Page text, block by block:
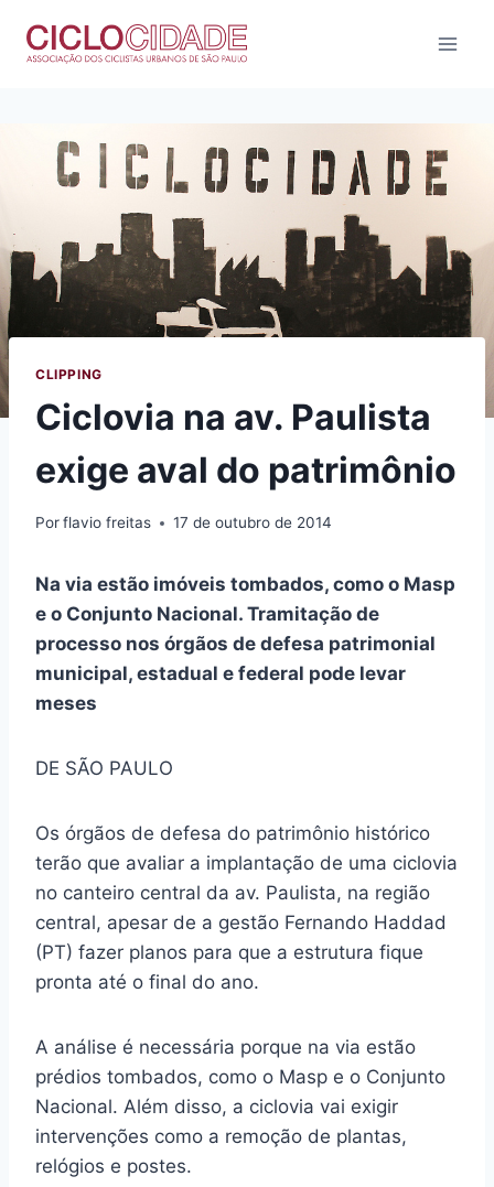
para
CLIPPING
Ciclovia na av. Paulista
exige aval do patrimônio
Porflavio freitas 17 de outubro de 2014
Na via estão imóveis tombados, como o Masp
e o Conjunto Nacional. Tramitação de
processo nos órgãos de defesa patrimonial
municipal, estadual e federal pode levar
meses
DE SÃO PAULO
Os órgãos de defesa do patrimônio histórico
terão que avaliar a implantação de uma ciclovia
no canteiro central da av. Paulista, na região
central, apesar de a gestão Fernando Haddad
(PT) fazer planos para que a estrutura fique
pronta até o final do ano.
A análise é necessária porque na via estão
prédios tombados, como o Masp e o Conjunto
Nacional. Além disso, a ciclovia vai exigir
intervenções como a remoção de plantas,
relógios e postes.